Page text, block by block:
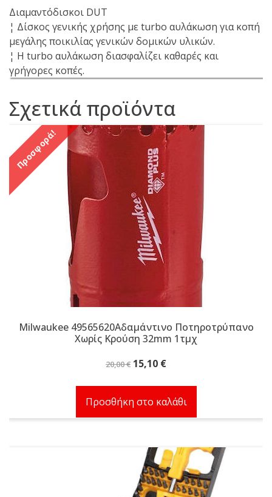
Διαμαντόδισκοι DUT
¦ Δίσκος γενικής χρήσης με turbo αυλάκωση για κοπή
μεγάλης ποικιλίας γενικών δομικών υλικών.
¦ Η turbo αυλάκωση διασφαλίζει καθαρές και
γρήγορες κοπές.
Σχετικά προϊόντα
Προσφορά!
Milwaukee 49565620Αδαμάντινο Ποτηροτρύπανο
Χωρίς Κρούση 32mm 1τμχ
20,00€ Original
20,00 €.
15,10 €Η
είναι:
15,10 €.
Προσθήκη στο καλάθι